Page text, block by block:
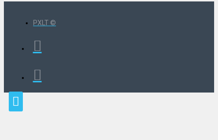
PXLT ©